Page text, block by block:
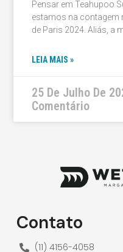
Pensar em Teahupoo
estamos na contagem
de Paris 2024. Aliás, a
LEIA MAIS »
25 De Julho De
Comentário
Contato
(11) 4156-4058